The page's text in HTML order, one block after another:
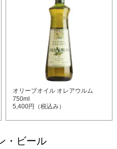
オリーブオイル オレアウルム
750ml
5,400円（税込み）
・ビール